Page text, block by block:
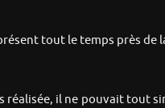
tout le temps près de
réalisée, il ne pouvait tout